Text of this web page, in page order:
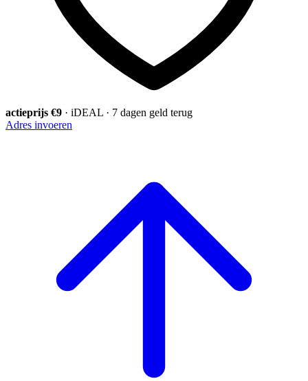
actieprijs €9 · iDEAL · 7 dagen geld terug
Adres invoeren